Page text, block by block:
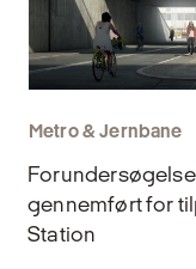
Metro & Jernbane
gennemført for
Station